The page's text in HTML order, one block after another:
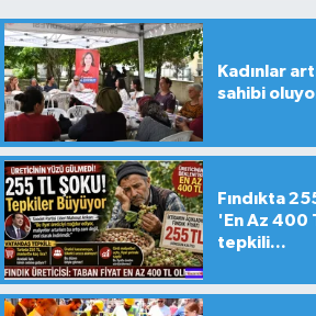
Kadınlar
sahibi
Fındıkta
'En Az 400
tepkili...